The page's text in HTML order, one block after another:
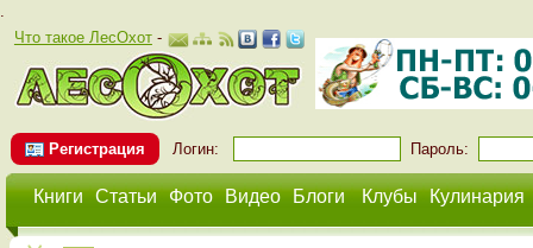
.
Что такое ЛесОхот-
Регистрация Логин: Пароль:
Книги Статьи Фото Видео Блоги Клубы Кулинария